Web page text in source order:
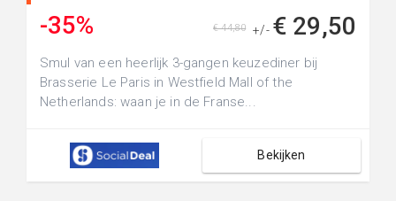
-35% +/- € 29,50
€ 44,80
Smul van een heerlijk 3-gangen keuzediner bij
Brasserie Le Paris in Westfield Mall of the
Netherlands: waan je in de Franse...
Bekijken